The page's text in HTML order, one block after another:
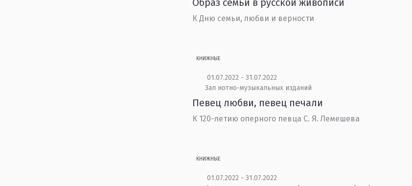
К Дню семьи, любви и верности
КНИЖНЫЕ
01.07.2022 - 31.07.2022
Зал нотно-музыкальных изданий
Певец любви, певец печали
К 120-летию оперного певца С. Я. Лемешева
КНИЖНЫЕ
01.07.2022 - 31.07.2022